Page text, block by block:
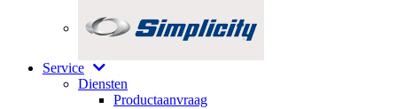
Service
Diensten
Productaanvraag